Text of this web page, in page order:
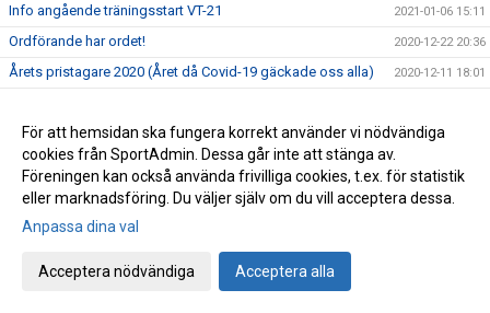
Info angående träningsstart VT-21 2021-01-06 15:11
Ordförande har ordet! 2020-12-22 20:36
Årets pristagare 2020 (Året då Covid-19 gäckade oss alla) 2020-12-11 18:01
Avslutningsträning för Knatte och Nybörjargrupp!
Terminsslutet är nära! 2020-12-05 10:55
Missa inte klubbens Träningsbingo!
Ny info angående träning och träningstider!
För att hemsidan ska fungera korrekt använder vi nödvändiga
cookies från SportAdmin. Dessa går inte att stänga av.
Föreningen kan också använda frivilliga cookies, t.ex. för statistik
eller marknadsföring. Du väljer själv om du vill acceptera dessa.
Anpassa dina val
Acceptera nödvändiga Acceptera alla